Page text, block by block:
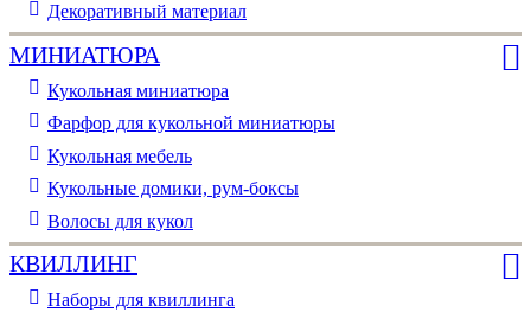
Декоративный материал
МИНИАТЮРА
Кукольная миниатюра
Фарфор для кукольной миниатюры
Кукольная мебель
Кукольные домики, рум-боксы
Волосы для кукол
КВИЛЛИНГ
Наборы для квиллинга